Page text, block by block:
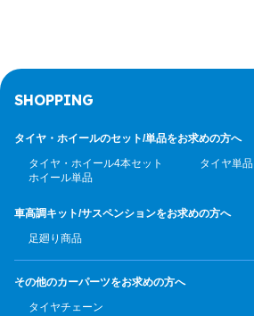
SHOPPING
タイヤ・ホイールのセット/単品をお求めの方へ
タイヤ・ホイール4本セット
タイヤ単品
ホイール単品
車高調キット/サスペンションをお求めの方へ
足廻り商品
その他のカーパーツをお求めの方へ
タイヤチェーン